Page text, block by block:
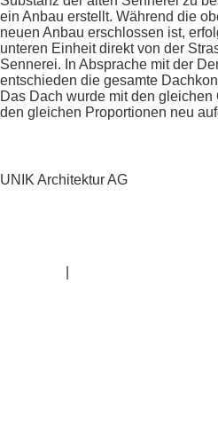
ein Anbau erstellt. Während die
neuen Anbau erschlossen ist,
unteren Einheit direkt von der
Sennerei. In Absprache mit der
entschieden die gesamte
Das Dach wurde mit den
den gleichen Proportionen neu
UNIK Architektur AG